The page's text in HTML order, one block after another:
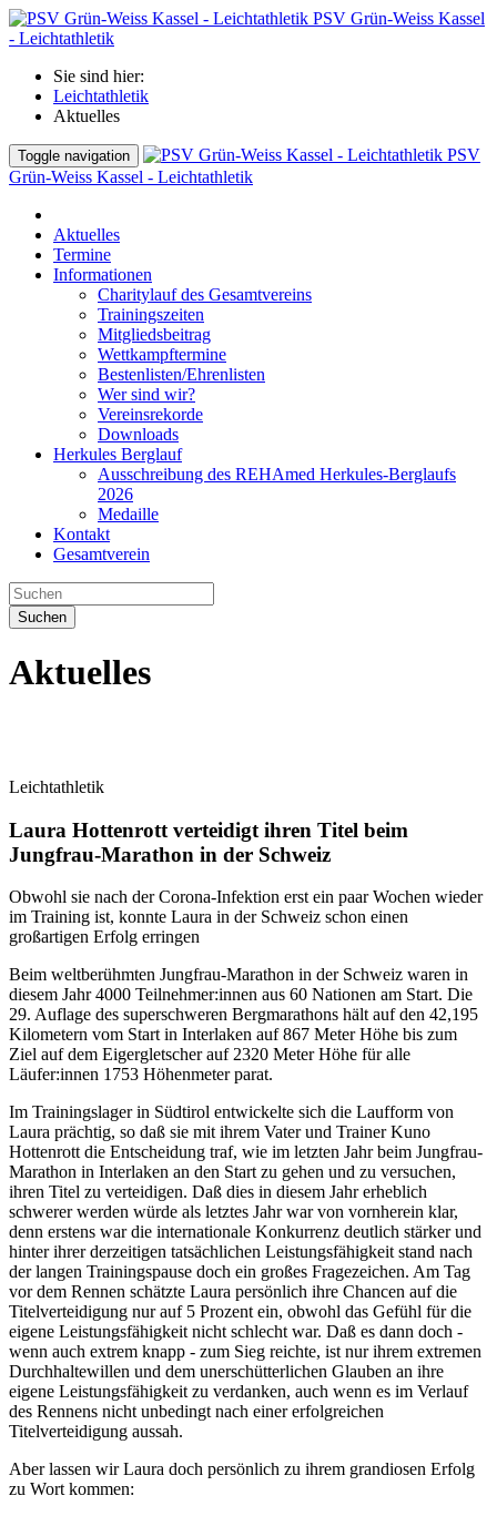
PSV Grün-Weiss Kassel
- Leichtathletik
Sie sind hier:
Leichtathletik
Aktuelles
Toggle navigation
PSV
Grün-Weiss Kassel - Leichtathletik
Aktuelles
Termine
Informationen
Charitylauf des Gesamtvereins
Trainingszeiten
Mitgliedsbeitrag
Wettkampftermine
Bestenlisten/Ehrenlisten
Wer sind wir?
Vereinsrekorde
Downloads
Herkules Berglauf
Ausschreibung des REHAmed Herkules-Berglaufs
2026
Medaille
Kontakt
Gesamtverein
Suchen
Aktuelles
Leichtathletik
Laura Hottenrott verteidigt ihren Titel beim
Jungfrau-Marathon in der Schweiz
Obwohl sie nach der Corona-Infektion erst ein paar Wochen wieder
im Training ist, konnte Laura in der Schweiz schon einen
großartigen Erfolg erringen
Beim weltberühmten Jungfrau-Marathon in der Schweiz waren in
diesem Jahr 4000 Teilnehmer:innen aus 60 Nationen am Start. Die
29. Auflage des superschweren Bergmarathons hält auf den 42,195
Kilometern vom Start in Interlaken auf 867 Meter Höhe bis zum
Ziel auf dem Eigergletscher auf 2320 Meter Höhe für alle
Läufer:innen 1753 Höhenmeter parat.
Im Trainingslager in Südtirol entwickelte sich die Laufform von
Laura prächtig, so daß sie mit ihrem Vater und Trainer Kuno
Hottenrott die Entscheidung traf, wie im letzten Jahr beim Jungfrau-
Marathon in Interlaken an den Start zu gehen und zu versuchen,
ihren Titel zu verteidigen. Daß dies in diesem Jahr erheblich
schwerer werden würde als letztes Jahr war von vornherein klar,
denn erstens war die internationale Konkurrenz deutlich stärker und
hinter ihrer derzeitigen tatsächlichen Leistungsfähigkeit stand nach
der langen Trainingspause doch ein großes Fragezeichen. Am Tag
vor dem Rennen schätzte Laura persönlich ihre Chancen auf die
Titelverteidigung nur auf 5 Prozent ein, obwohl das Gefühl für die
eigene Leistungsfähigkeit nicht schlecht war. Daß es dann doch -
wenn auch extrem knapp - zum Sieg reichte, ist nur ihrem extremen
Durchhaltewillen und dem unerschütterlichen Glauben an ihre
eigene Leistungsfähigkeit zu verdanken, auch wenn es im Verlauf
des Rennens nicht unbedingt nach einer erfolgreichen
Titelverteidigung aussah.
Aber lassen wir Laura doch persönlich zu ihrem grandiosen Erfolg
zu Wort kommen: